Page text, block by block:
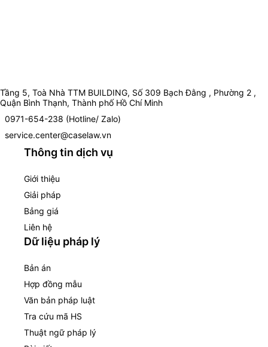
Tầng 5, Toà Nhà TTM BUILDING, Số 309 Bạch Đằng , Phường 2 ,
Quận Bình Thạnh, Thành phố Hồ Chí Minh
0971-654-238 (Hotline/ Zalo)
service.center@caselaw.vn
Thông tin dịch vụ
Giới thiệu
Giải pháp
Bảng giá
Liên hệ
Dữ liệu pháp lý
Bản án
Hợp đồng mẫu
Văn bản pháp luật
Tra cứu mã HS
Thuật ngữ pháp lý